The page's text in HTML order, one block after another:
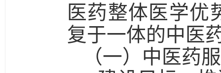
医药整体医学优
复于一体的中医
（一）中医药